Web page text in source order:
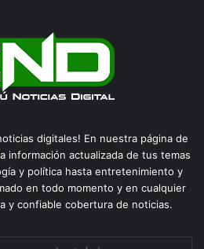
digitales! En nuestra página de
información actualizada de tus temas
y política hasta entretenimiento y
en todo momento y en cualquier
y confiable cobertura de noticias.